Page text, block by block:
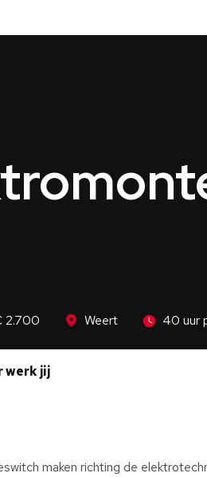
2.700 Weert 40 uur
werk jij
maken richting de